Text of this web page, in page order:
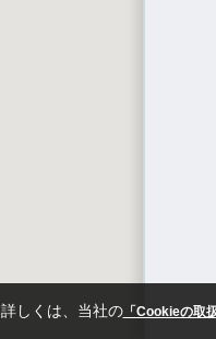
詳しくは、当社の「Cookieの取